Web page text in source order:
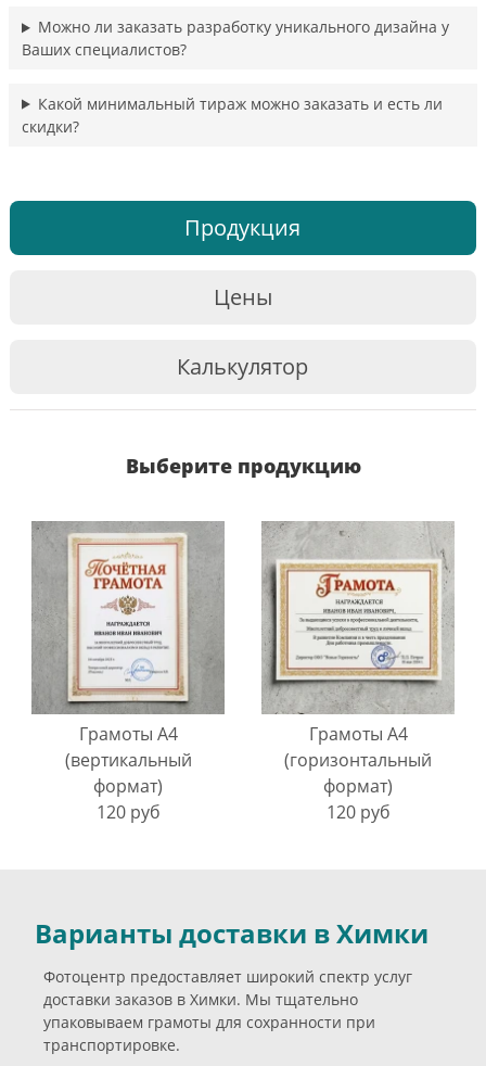
Можно ли заказать разработку уникального дизайна у
Ваших специалистов?
Какой минимальный тираж можно заказать и есть ли
скидки?
Продукция
Цены
Калькулятор
Выберите продукцию
Грамоты A4
(вертикальный
формат)
120 руб
Грамоты A4
(горизонтальный
формат)
120 руб
Варианты доставки в Химки
Фотоцентр предоставляет широкий спектр услуг
доставки заказов в Химки. Мы тщательно
упаковываем грамоты для сохранности при
транспортировке.